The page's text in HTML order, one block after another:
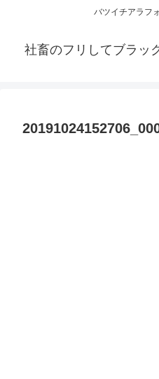
バツイチアラフ
社畜のフリしてブラッ